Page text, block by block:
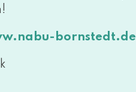
born​stedt​.de